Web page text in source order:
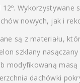
12º. Wykorzystywane
nowych, jak i
są z materiału,
szklany
modyfikowaną masą
dachówki